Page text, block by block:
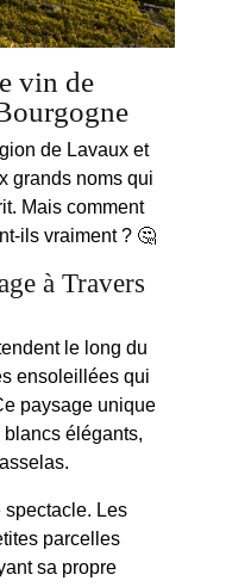
vin de
de Lavaux et
grands noms qui
Mais comment
ils vraiment ? 🤔
à Travers
le long du
ensoleillées qui
paysage unique
élégants,
spectacle. Les
parcelles
sa propre